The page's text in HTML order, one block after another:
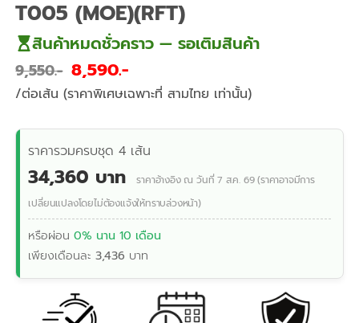
T005 (MOE)(RFT)
สินค้าหมดชั่วคราว — รอเติมสินค้า
9,550 8,590
/ต่อเส้น (ราคาพิเศษเฉพาะที่ สามไทย เท่านั้น)
ราคารวมครบชุด 4 เส้น
34,360 บาท
ราคาอ้างอิง ณ วันที่ 7 ส.ค. 69 (ราคาอาจมีการ
เปลี่ยนแปลงโดยไม่ต้องแจ้งให้ทราบล่วงหน้า)
หรือผ่อน0% นาน 10 เดือน
เพียงเดือนละ3,436 บาท